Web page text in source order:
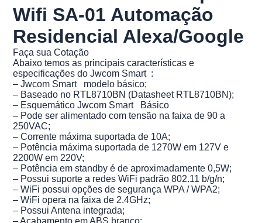
Wifi SA-01 Automação
Residencial Alexa/Google
Faça sua Cotação
Abaixo temos as principais características e
especificações do Jwcom Smart :
– Jwcom Smart modelo básico;
– Baseado no RTL8710BN (Datasheet RTL8710BN);
– Esquemático Jwcom Smart Básico
– Pode ser alimentado com tensão na faixa de 90 a
250VAC;
– Corrente máxima suportada de 10A;
– Potência máxima suportada de 1270W em 127V e
2200W em 220V;
– Potência em standby é de aproximadamente 0,5W;
– Possui suporte a redes WiFi padrão 802.11 b/g/n;
– WiFi possui opções de segurança WPA / WPA2;
– WiFi opera na faixa de 2.4GHz;
– Possui Antena integrada;